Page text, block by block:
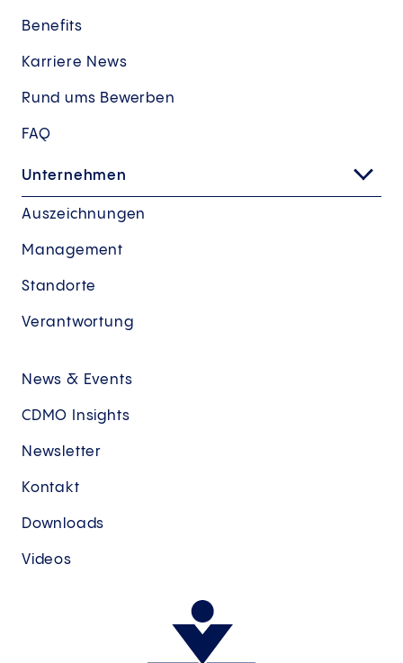
Benefits
Karriere News
Rund ums Bewerben
FAQ
Unternehmen
Auszeichnungen
Management
Standorte
Verantwortung
News & Events
CDMO Insights
Newsletter
Kontakt
Downloads
Videos